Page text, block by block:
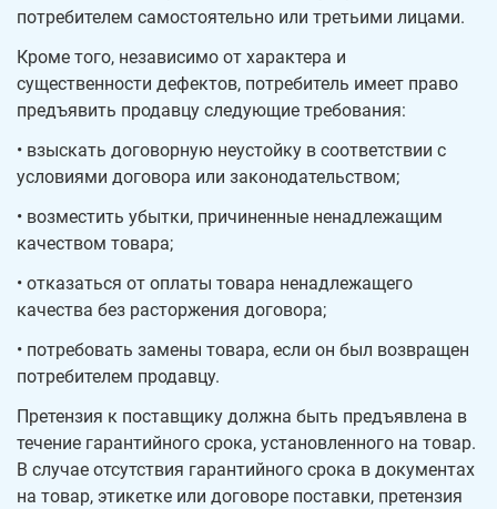
потребителем самостоятельно или третьими лицами.
Кроме того, независимо от характера и
существенности дефектов, потребитель имеет право
предъявить продавцу следующие требования:
• взыскать договорную неустойку в соответствии с
условиями договора или законодательством;
• возместить убытки, причиненные ненадлежащим
качеством товара;
• отказаться от оплаты товара ненадлежащего
качества без расторжения договора;
• потребовать замены товара, если он был возвращен
потребителем продавцу.
Претензия к поставщику должна быть предъявлена в
течение гарантийного срока, установленного на товар.
В случае отсутствия гарантийного срока в документах
на товар, этикетке или договоре поставки, претензия